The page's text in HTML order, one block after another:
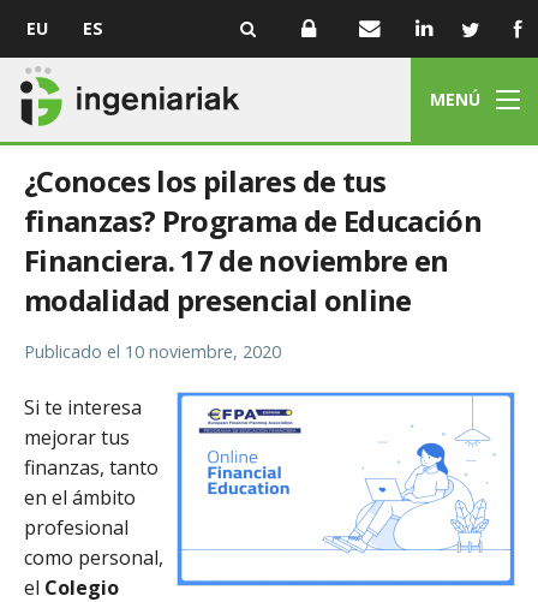
EU ES
MENÚ
¿Conoces los pilares de tus
finanzas? Programa de Educación
Financiera. 17 de noviembre en
modalidad presencial online
Publicado el 10 noviembre, 2020
Si te interesa
mejorar tus
finanzas, tanto
en el ámbito
profesional
como personal,
el Colegio